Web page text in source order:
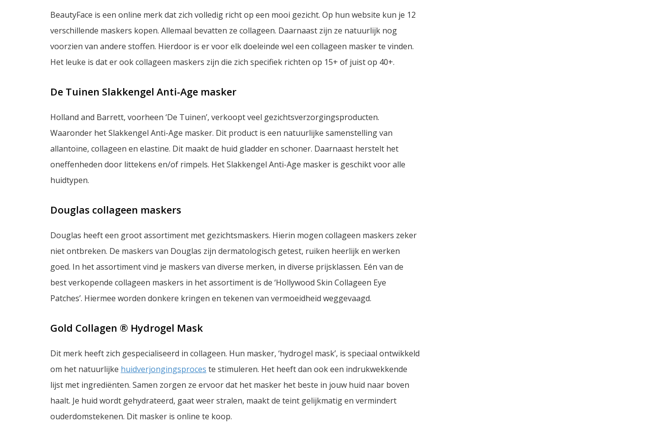
BeautyFace is een online merk dat zich volledig richt op een mooi gezicht. Op hun website kun je 12
verschillende maskers kopen. Allemaal bevatten ze collageen. Daarnaast zijn ze natuurlijk nog
voorzien van andere stoffen. Hierdoor is er voor elk doeleinde wel een collageen masker te vinden.
Het leuke is dat er ook collageen maskers zijn die zich specifiek richten op 15+ of juist op 40+.
De Tuinen Slakkengel Anti-Age masker
Holland and Barrett, voorheen ‘De Tuinen’, verkoopt veel gezichtsverzorgingsproducten.
Waaronder het Slakkengel Anti-Age masker. Dit product is een natuurlijke samenstelling van
allantoïne, collageen en elastine. Dit maakt de huid gladder en schoner. Daarnaast herstelt het
oneffenheden door littekens en/of rimpels. Het Slakkengel Anti-Age masker is geschikt voor alle
huidtypen.
Douglas collageen maskers
Douglas heeft een groot assortiment met gezichtsmaskers. Hierin mogen collageen maskers zeker
niet ontbreken. De maskers van Douglas zijn dermatologisch getest, ruiken heerlijk en werken
goed. In het assortiment vind je maskers van diverse merken, in diverse prijsklassen. Eén van de
best verkopende collageen maskers in het assortiment is de ‘Hollywood Skin Collageen Eye
Patches’. Hiermee worden donkere kringen en tekenen van vermoeidheid weggevaagd.
Gold Collagen ® Hydrogel Mask
Dit merk heeft zich gespecialiseerd in collageen. Hun masker, ‘hydrogel mask’, is speciaal ontwikkeld
om het natuurlijke huidverjongingsproces te stimuleren. Het heeft dan ook een indrukwekkende
lijst met ingrediënten. Samen zorgen ze ervoor dat het masker het beste in jouw huid naar boven
haalt. Je huid wordt gehydrateerd, gaat weer stralen, maakt de teint gelijkmatig en vermindert
ouderdomstekenen. Dit masker is online te koop.